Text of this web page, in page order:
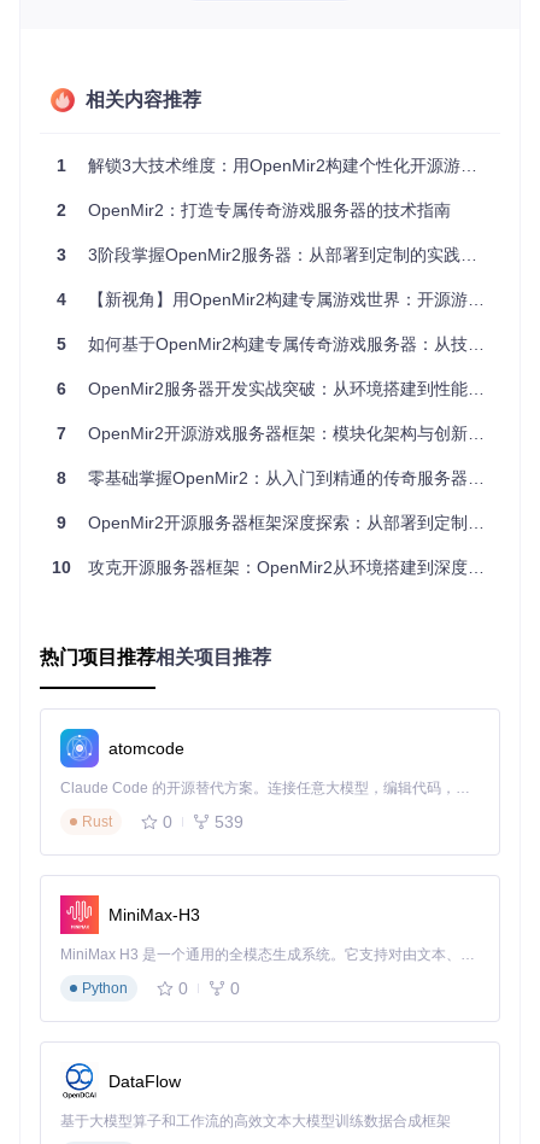
OpenMir2游戏服务器运行界面，展示了经典游戏场景和角色
块），通过多个协同工作的服务组件构建完整的游戏服务体
系统的核心服务模块包括：
数据库服务（DBSrv） ：负责玩家数据、游戏状态的持久化
存储，支持MySQL等多种数据库后端
登录服务（LoginSrv）
器选择功能
统、NPC交互、任务系统等
端连接，处理网络协议解析和数据转发
由其验证数据包合法性并转发至GameSrv；GameSrv处理技
网络通信机制
消息头实现数据包解析。当玩家在游戏中移动或攻击时，客户
端会发送包含操作类型和参数的数据包，服务器端的Channel
玩家与游戏服务器的交互界面，展示了角色创建和初始场景，
反映了登录服务与游戏服务的协同工作流程
📈 从零到一部署指南：环境配置与服务优化
部署OpenMir2服务器涉及多个环节，从环境准备到服务配
相关内容推荐
1 解锁3大技术维度：用OpenMir2构建个性化开源游戏服务器
2 OpenMir2：打造专属传奇游戏服务器的技术指南
3 3阶段掌握OpenMir2服务器：从部署到定制的实践指南
4 【新视角】用OpenMir2构建专属游戏世界：开源游戏服务器全攻略
5 如何基于OpenMir2构建专属传奇游戏服务器：从技术选型到深度定制
6 OpenMir2服务器开发实战突破：从环境搭建到性能优化的技术指南
7 OpenMir2开源游戏服务器框架：模块化架构与创新应用指南
8 零基础掌握OpenMir2：从入门到精通的传奇服务器搭建指南
9 OpenMir2开源服务器框架深度探索：从部署到定制开发实践
10 攻克开源服务器框架：OpenMir2从环境搭建到深度定制的技术突破
热门项目推荐相关项目推荐
atomcode
Claude Code 的开源替代方案。连接任意大模型，编辑代码，运行命令，自动验证 — 全自动执行。用 Rust 构建，极致性能。 ｜ An open-source alternative to Claude Code. Connect any LLM, edit code, run commands, and verify changes — autonomously. Built in Rust for speed. Get Started
Rust
0 539
MiniMax-H3
MiniMax H3 是一个通用的全模态生成系统。它支持对由文本、图像、视频和音频组成的多模态上下文进行统一理解，并能生成分辨率高达 2K、时长可达 15 秒的带原生立体声音频的视频。得益于面向任务泛化的系统设计，H3 在预训练阶段就已具备广泛的多模态上下文理解与生成能力，能够出色地执行复杂的多模态指令。
Python
0 0
DataFlow
基于大模型算子和工作流的高效文本大模型训练数据合成框架